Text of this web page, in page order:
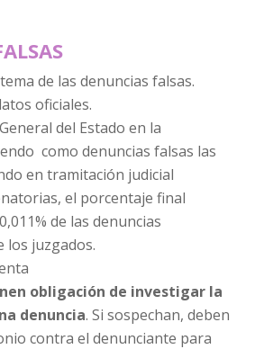
de las denuncias falsas.
oficiales.
del Estado en la
como denuncias falsas las
en tramitación judicial
el porcentaje final
de las denuncias
los juzgados.
obligación de investigar la
denuncia. Si sospechan, deben
contra el denunciante para